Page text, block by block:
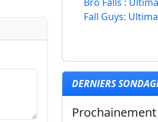
Fall Guys:
DERNIERS
Prochainement